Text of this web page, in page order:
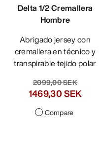
Delta 1/2 Cremallera
Hombre
Abrigado jersey con
cremallera en técnico y
transpirable tejido polar
2099,00 SEK
1469,30 SEK
Compare